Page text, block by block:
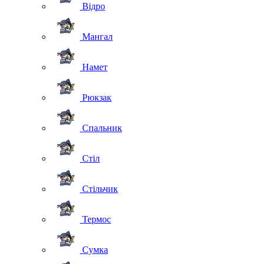
Відро
Мангал
Намет
Рюкзак
Спальник
Стіл
Стільчик
Термос
Сумка